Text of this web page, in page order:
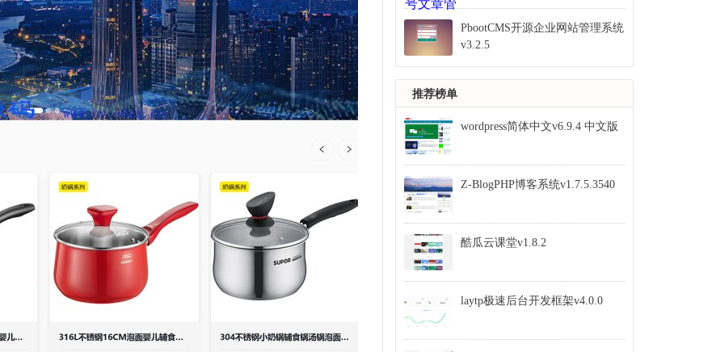
PbootCMS开源企业网站管理系统
v3.2.5
推荐榜单
wordpress简体中文v6.9.4 中文版
Z-BlogPHP博客系统v1.7.5.3540
酷瓜云课堂v1.8.2
laytp极速后台开发框架v4.0.0